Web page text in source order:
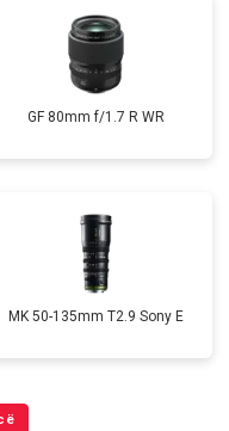
GF 80mm f/1.7 R WR
MK 50-135mm T2.9 Sony E